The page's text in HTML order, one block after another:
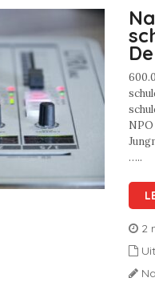
…..
2